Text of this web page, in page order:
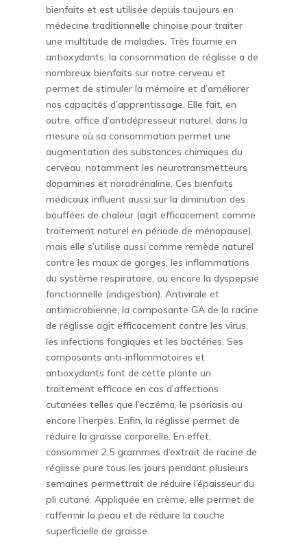
bienfaits et est utilisée depuis toujours en
médecine traditionnelle chinoise pour traiter
une multitude de maladies. Très fournie en
antioxydants, la consommation de réglisse a de
nombreux bienfaits sur notre cerveau et
permet de stimuler la mémoire et d’améliorer
nos capacités d’apprentissage. Elle fait, en
outre, office d’antidépresseur naturel, dans la
mesure où sa consommation permet une
augmentation des substances chimiques du
cerveau, notamment les neurotransmetteurs
dopamines et noradrénaline. Ces bienfaits
médicaux influent aussi sur la diminution des
bouffées de chaleur (agit efficacement comme
traitement naturel en période de ménopause),
mais elle s’utilise aussi comme remède naturel
contre les maux de gorges, les inflammations
du système respiratoire, ou encore la dyspepsie
fonctionnelle (indigestion). Antivirale et
antimicrobienne, la composante GA de la racine
de réglisse agit efficacement contre les virus,
les infections fongiques et les bactéries. Ses
composants anti-inflammatoires et
antioxydants font de cette plante un
traitement efficace en cas d’affections
cutanées telles que l’eczéma, le psoriasis ou
encore l’herpès. Enfin, la réglisse permet de
réduire la graisse corporelle. En effet,
consommer 2,5 grammes d’extrait de racine de
réglisse pure tous les jours pendant plusieurs
semaines permettrait de réduire l’épaisseur du
pli cutané. Appliquée en crème, elle permet de
raffermir la peau et de réduire la couche
superficielle de graisse.